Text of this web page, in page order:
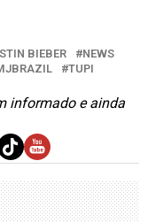
BIEBER
NEWS
TUPI
informado e ainda